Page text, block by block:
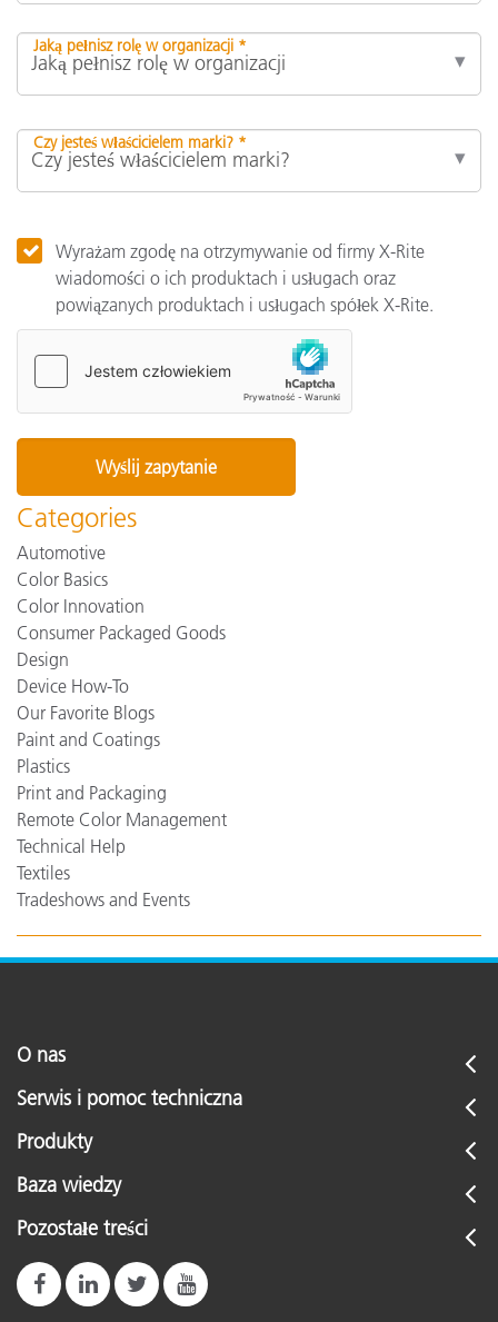
Jaką pełnisz rolę w organizacji *
Czy jesteś właścicielem marki? *
Wyrażam zgodę na otrzymywanie od firmy X-Rite
wiadomości o ich produktach i usługach oraz
powiązanych produktach i usługach spółek X-Rite.
Categories
Automotive
Color Basics
Color Innovation
Consumer Packaged Goods
Design
Device How-To
Our Favorite Blogs
Paint and Coatings
Plastics
Print and Packaging
Remote Color Management
Technical Help
Textiles
Tradeshows and Events
O nas
Serwis i pomoc techniczna
Produkty
Baza wiedzy
Pozostałe treści